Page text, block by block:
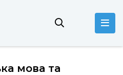
мова та